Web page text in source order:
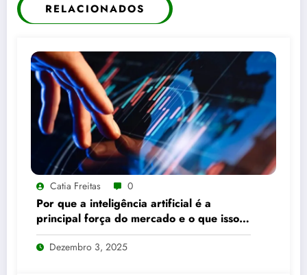
RELACIONADOS
Catia Freitas 0
Por que a inteligência artificial é a
principal força do mercado e o que isso
significa para seus investimentos
Dezembro 3, 2025